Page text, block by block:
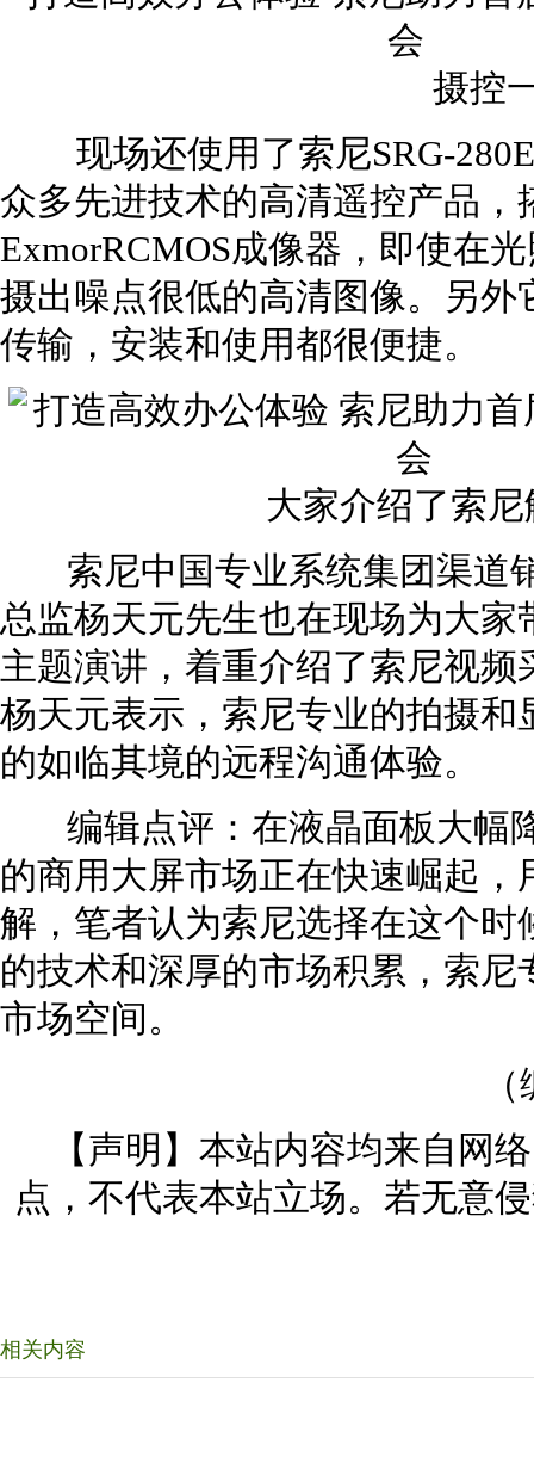
摄控
现场还使用了索尼SRG-
众多先进技术的高清遥控产品，
ExmorRCMOS成像器，即使在
摄出噪点很低的高清图像。另
传输，安装和使用都很便捷。
大家介绍了索
索尼中国专业系统集团渠道
总监杨天元先生也在现场为大家
主题演讲，着重介绍了索尼视
杨天元表示，索尼专业的拍摄
的如临其境的远程沟通体验。
编辑点评：在液晶面板大幅
的商用大屏市场正在快速崛起
解，笔者认为索尼选择在这个
的技术和深厚的市场积累，索
市场空间。
【声明】本站内容均来自网
点，不代表本站立场。若无意
相关内容